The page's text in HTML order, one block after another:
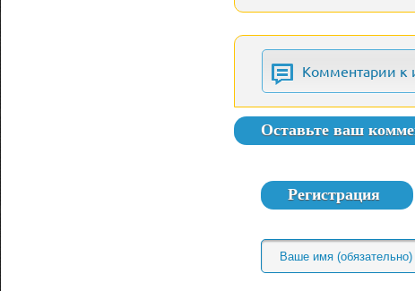
Комментарии к
Оставьте ваш
Регистрация